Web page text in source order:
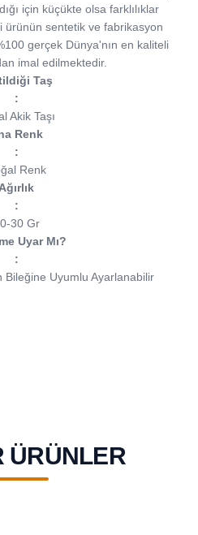
için küçükte olsa farklılıklar
ürünün sentetik ve fabrikasyon
gerçek Dünya'nın en kaliteli
imal edilmektedir.
Taş
:
Akik Taşı
Renk
:
Renk
:
30 Gr
Uyar Mı?
:
Bileğine Uyumlu Ayarlanabilir
ÜRÜNLER